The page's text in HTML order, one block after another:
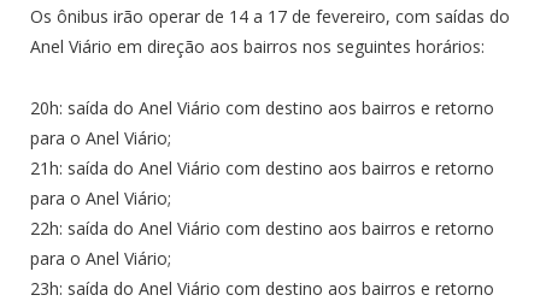
Os ônibus irão operar de 14 a 17 de fevereiro, com saídas do
Anel Viário em direção aos bairros nos seguintes horários:
20h: saída do Anel Viário com destino aos bairros e retorno
para o Anel Viário;
21h: saída do Anel Viário com destino aos bairros e retorno
para o Anel Viário;
22h: saída do Anel Viário com destino aos bairros e retorno
para o Anel Viário;
23h: saída do Anel Viário com destino aos bairros e retorno